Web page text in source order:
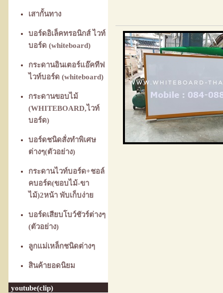
เสากั้นทาง
บอร์ดอิเล็คทรอนิกส์ ไวท์
บอร์ด (whiteboard)
กระดานอินเตอร์แอ๊คทีฟ
ไวท์บอร์ด (whiteboard)
กระดานขอบไม้
(WHITEBOARD,ไวท์
บอร์ด)
บอร์ดชนิดสั่งทำพิเศษ
ต่างๆ(ตัวอย่าง)
กระดานไวท์บอร์ด+ชอล์
คบอร์ด(ขอบไม้-ขา
ไม้)2หน้า พับเก็บง่าย
บอร์ดเสียบโบว์ชัวร์ต่างๆ
(ตัวอย่าง)
ลูกแม่เหล็กชนิดต่างๆ
สินค้ายอดนิยม
youtube(clip)